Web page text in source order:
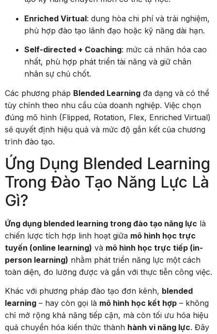
Enriched Virtual: dung hòa chi phí và trải nghiệm,
phù hợp đào tạo lãnh đạo hoặc kỹ năng dài hạn.
Self-directed + Coaching: mức cá nhân hóa cao
nhất, phù hợp phát triển tài năng và giữ chân
nhân sự chủ chốt.
Các phương pháp Blended Learning đa dạng và có thể
tùy chỉnh theo nhu cầu của doanh nghiệp. Việc chọn
đúng mô hình (Flipped, Rotation, Flex, Enriched Virtual)
sẽ quyết định hiệu quả và mức độ gắn kết của chương
trình đào tạo.
Ứng Dụng Blended Learning
Trong Đào Tạo Năng Lực Là
Gì?
Ứng dụng blended learning trong đào tạo năng lực là
chiến lược tích hợp linh hoạt giữa mô hình học trực
tuyến (online learning) và mô hình học trực tiếp (in-
person learning) nhằm phát triển năng lực một cách
toàn diện, đo lường được và gắn với thực tiễn công việc.
Khác với phương pháp đào tạo đơn kênh, blended
learning – hay còn gọi là mô hình học kết hợp – không
chỉ mở rộng khả năng tiếp cận, mà còn tối ưu hóa hiệu
quả chuyển hóa kiến thức thành hành vi năng lực. Đây